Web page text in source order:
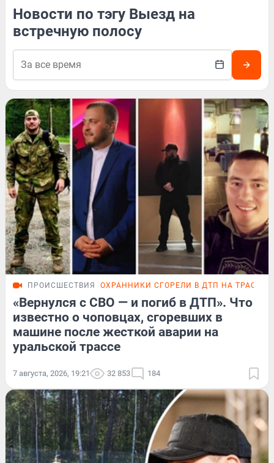
Новости по тэгу Выезд на
встречную полосу
ПРОИСШЕСТВИЯ ОХРАННИКИ СГОРЕЛИ В ДТП НА ТРАССЕ
«Вернулся с СВО — и погиб в ДТП». Что
известно о чоповцах, сгоревших в
машине после жесткой аварии на
уральской трассе
7 августа, 2026, 19:21 32 853 184